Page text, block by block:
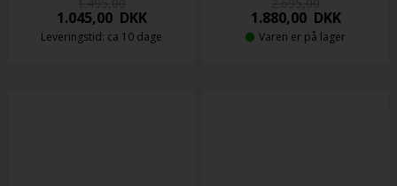
1.045,00DKK
Leveringstid: ca 10 dage
1.880,00DKK
Varen er på lager